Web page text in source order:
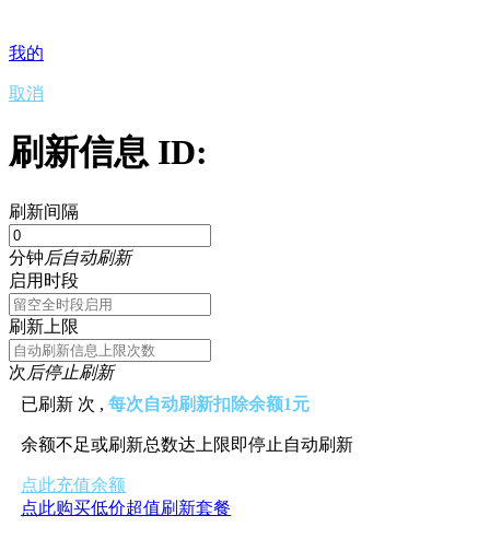
我的
取消
刷新信息 ID:
刷新间隔
分钟后自动刷新
启用时段
刷新上限
次后停止刷新
已刷新 次 ,每次自动刷新扣除余额1元
余额不足或刷新总数达上限即停止自动刷新
点此充值余额
点此购买低价超值刷新套餐